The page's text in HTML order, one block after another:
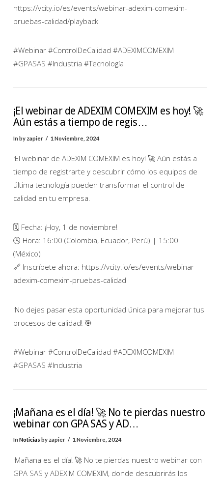
https://vcity.io/es/events/webinar-adexim-comexim-
pruebas-calidad/playback
#Webinar #ControlDeCalidad #ADEXIMCOMEXIM
#GPASAS #Industria #Tecnología
¡El webinar de ADEXIM COMEXIM es hoy! 🚀
Aún estás a tiempo de regis…
In by zapier 1 Noviembre, 2024
¡El webinar de ADEXIM COMEXIM es hoy! 🚀 Aún estás a
tiempo de registrarte y descubrir cómo los equipos de
última tecnología pueden transformar el control de
calidad en tu empresa.
🗓 Fecha: ¡Hoy, 1 de noviembre!
🕓 Hora: 16:00 (Colombia, Ecuador, Perú) | 15:00
(México)
🔗 Inscríbete ahora: https://vcity.io/es/events/webinar-
adexim-comexim-pruebas-calidad
¡No dejes pasar esta oportunidad única para mejorar tus
procesos de calidad! 🎯
#Webinar #ControlDeCalidad #ADEXIMCOMEXIM
#GPASAS #Industria
¡Mañana es el día! 🚀 No te pierdas nuestro
webinar con GPA SAS y AD…
InNoticias by zapier 1 Noviembre, 2024
¡Mañana es el día! 🚀 No te pierdas nuestro webinar con
GPA SAS y ADEXIM COMEXIM, donde descubrirás los